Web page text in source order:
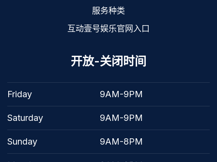
服务种类
互动壹号娱乐官网入口
开放-关闭时间
Friday 9AM-9PM
Saturday 9AM-9PM
Sunday 9AM-8PM